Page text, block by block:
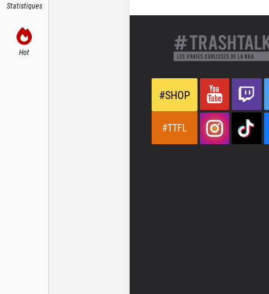
Statistiques
Hot
#SHOP
#TTFL